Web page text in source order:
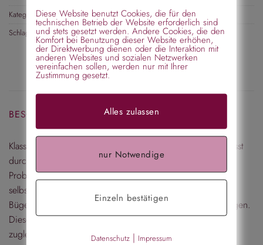
Kategorien:Haarspange für jeden Anlass,Haarspange mittel
Schlagwörter:Geschenkidee ,Valentinstag,Sommer
BESCHREIBUNG
Klassische elegante Spange in schwarz. Die Haarspange fasst
durch ihre gebogenen Form auch sehr dicke Haare ohne
Probleme. Sehr hochwertige Verarbeitung sind hier
selbstverständlich. Der Patent Clip ist made in France. Der
Bügel der Haarspange ist mit einem Gummischlauch bezogen.
Dieser verhindert, dass die Haarspange rutscht und schont
zugleich das Haar.
Diese Website benutzt Cookies, die für den
technischen Betrieb der Website erforderlich sind
und stets gesetzt werden. Andere Cookies, die den
Komfort bei Benutzung dieser Website erhöhen,
der Direktwerbung dienen oder die Interaktion mit
anderen Websites und sozialen Netzwerken
vereinfachen sollen, werden nur mit Ihrer
Zustimmung gesetzt.
Alles zulassen
nur Notwendige
Einzeln bestätigen
Datenschutz| Impressum